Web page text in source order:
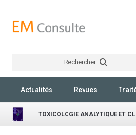
Rechercher
Actualités Revues
TOXICOLOGIE ANALYTIQUE ET